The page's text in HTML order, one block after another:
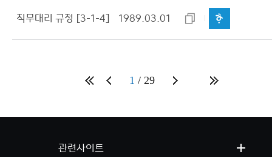
직무대리 규정 [3-1-4] 1989.03.01
1 29
관련사이트